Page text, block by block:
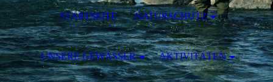
STARTSEITE NATURSCHUTZ
UNSERE GEWÄSSER AKTIVITÄTEN